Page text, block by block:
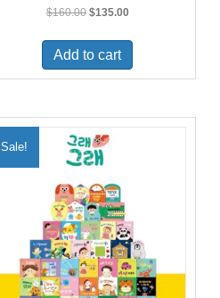
$160.00 Original
was:
$160.00.
$135.00Current
is:
Add to cart
Sale!